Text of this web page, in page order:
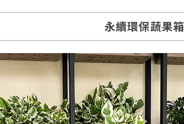
永續環保蔬果箱